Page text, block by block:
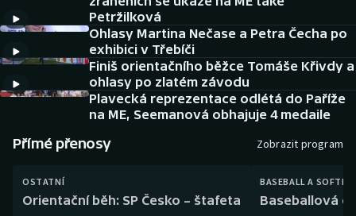
Americký fotbal
Baseball a softbal
Basketbal
Biatlon
Boby a skeleton
NEPŘEHLÉDNĚTE
Soutěže
Historické návraty
Aplikace ČT sport
AZ kvíz
Petržilková
Ohlasy Martina Nečase a Petra Čecha po
exhibici v Třebíči
Finiš orientačního běžce Tomáše Křivdy a
ohlasy po zlatém závodu
Plavecká reprezentace odlétá do Paříže
na ME, Seemanová obhajuje 4 medaile
Přímé přenosy Zobrazit program
OSTATNÍ
Orientační běh: SP Česko – štafeta
BASEBALL A
Baseballová